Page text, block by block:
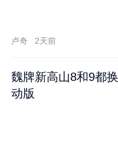
卢奇 2天前
魏牌新高山8和9都
动版